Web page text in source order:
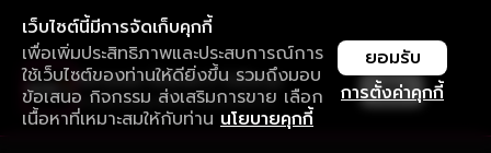
เว็บไซต์นี้มีการจัดเก็บคุกกี้
เพื่อเพิ่มประสิทธิภาพและประสบการณ์การ
ใช้เว็บไซต์ของท่านให้ดียิ่งขึ้น รวมถึงมอบ
ข้อเสนอ กิจกรรม ส่งเสริมการขาย เลือก
เนื้อหาที่เหมาะสมให้กับท่าน นโยบายคุกกี้
การตั้งค่าคุกกี้
ยอมรับ
ใช้งานแอป ลื่นไหลกว่า ไม่มีสะดุด
ดาวน์โหลดแอปเพื่อการรับชมที่ดีกว่า เปิด